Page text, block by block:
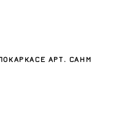
АРТ. САНМ